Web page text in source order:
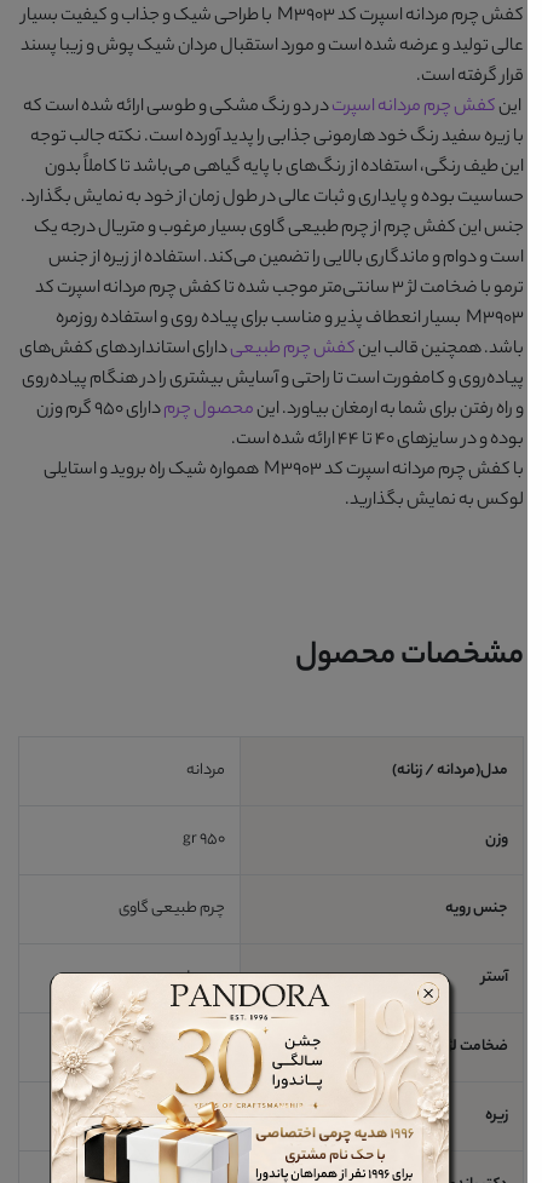
کفش چرم مردانه اسپرت کد M3903
با طراحی شیک و جذاب و کیفیت بسیار
عالی تولید و عرضه شده است و مورد استقبال مردان شیک پوش و زیبا پسند
قرار گرفته است.
اینکفش چرم مردانه اسپرتدر دو رنگمشکی و طوسیارائه شده است که
با زیره سفید رنگ خود هارمونی جذابی را پدید آورده است. نکته جالب توجه
این طیف رنگی، استفاده از رنگ‌های با پایه گیاهی می‌باشد تا کاملاً بدون
حساسیت بوده و پایداری و ثبات عالی در طول زمان از خود به نمایش بگذارد.
جنس این کفش چرم از چرم طبیعی گاوی بسیار مرغوب و متریال درجه یک
است و دوام و ماندگاری بالایی را تضمین می‌کند. استفاده از زیره از جنس
ترمو با ضخامت لژ ۳ سانتی‌متر موجب شده تا
کفش چرم مردانه اسپرت کد
M3903بسیار انعطاف پذیر و مناسب برای پیاده روی و استفاده روزمره
باشد. همچنین قالب اینکفش چرم طبیعیدارای استانداردهای کفش‌های
پیاده‌روی و کامفورت است تا راحتی و آسایش بیشتری را در هنگام پیاده‌روی
و راه رفتن برای شما به ارمغان بیاورد. اینمحصول چرم
دارای ۹۵۰ گرم وزن
بوده و در سایزهای ۴۰ تا ۴۴ ارائه شده است.
کفش چرم مردانه اسپرت کد M3903
همواره شیک راه بروید و استایلی
لوکس به نمایش بگذارید.
مشخصات محصول
مدل(مردانه / زنانه) مردانه
وزن 950 gr
جنس رویه چرم طبیعی گاوی
آستر چرم طبیعی
ضخامت لژ / اندازه پاشنه 3 cm
زیره ترمو